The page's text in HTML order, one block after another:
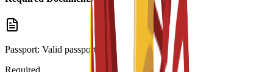
Passport: Valid passport.
Required